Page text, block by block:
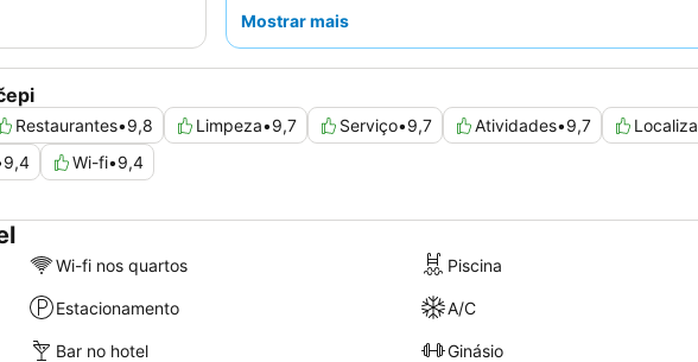
bicicletas elétricas
Mostrar mais
Restaurantes•9,8 Limpeza•9,7 Serviço•9,7 Atividades•9,7
9,4 Wi-fi•9,4
Wi-fi nos quartos Piscina
Estacionamento A/C
Bar no hotel
Ginásio